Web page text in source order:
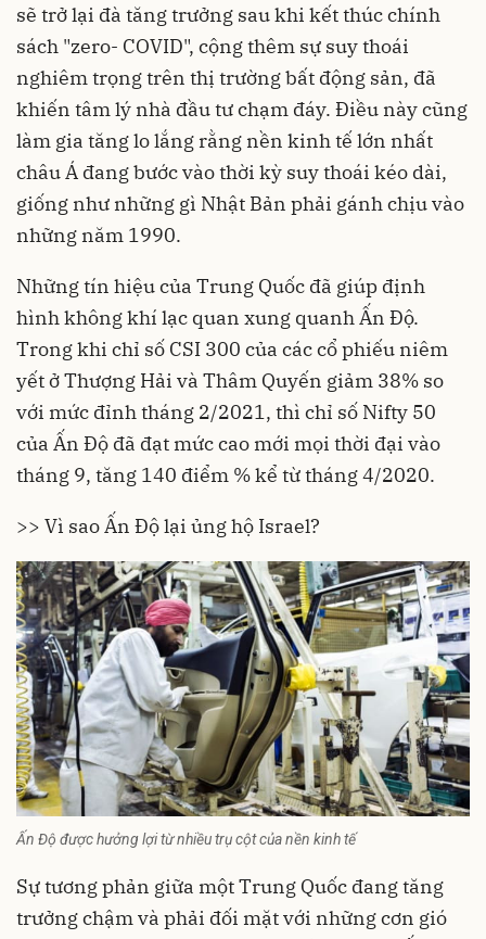
sẽ trở lại đà tăng trưởng sau khi kết thúc chính
sách "zero- COVID", cộng thêm sự suy thoái
nghiêm trọng trên thị trường bất động sản, đã
khiến tâm lý nhà đầu tư chạm đáy. Điều này cũng
làm gia tăng lo lắng rằng nền kinh tế lớn nhất
châu Á đang bước vào thời kỳ suy thoái kéo dài,
giống như những gì Nhật Bản phải gánh chịu vào
những năm 1990.
Những tín hiệu của Trung Quốc đã giúp định
hình không khí lạc quan xung quanh Ấn Độ.
Trong khi chỉ số CSI 300 của các cổ phiếu niêm
yết ở Thượng Hải và Thâm Quyến giảm 38% so
với mức đỉnh tháng 2/2021, thì chỉ số Nifty 50
của Ấn Độ đã đạt mức cao mới mọi thời đại vào
tháng 9, tăng 140 điểm % kể từ tháng 4/2020.
>> Vì sao Ấn Độ lại ủng hộ Israel?
Ấn Độ được hưởng lợi từ nhiều trụ cột của nền kinh tế
Sự tương phản giữa một Trung Quốc đang tăng
trưởng chậm và phải đối mặt với những cơn gió